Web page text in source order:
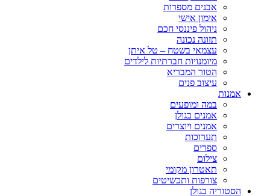
אבנים מספרות
אימון אישי
ניהול פיננסי חכם
תזונה נכונה
עצמאי בשטח – טל איתן
מיומנויות חברתיות לילדים
הטור המבריא
עיצוב פנים
אמנות
במה ומופעים
אמנים בגולן
אמנים ויוצרים
תערוכות
ספרים
צילום
תאטרון מקומי
צורפות ותכשיטים
הסטוריה בגולן